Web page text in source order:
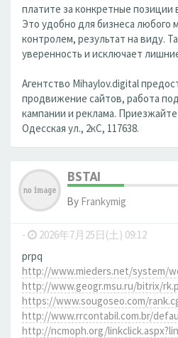
платите за конкретные позиции
Это удобно для бизнеса
контролем, результат на виду.
уверенность и исключает
Агентство Mihaylov.digital
продвижение сайтов, работа
кампании и реклама.
Одесская ул., 2кС, 117638.
BSTAI
By Frankymig
- 2026年7月25日(土) 09:12
prpq
http://www.mieders.net/system/
http://www.geogr.msu.ru/bitrix/
https://www.sougoseo.com/
http://www.rrcontabil.com.br/
http://ncmoph.org/